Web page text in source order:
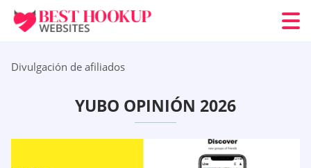
Divulgación de afiliados
YUBO OPINIÓN 2026